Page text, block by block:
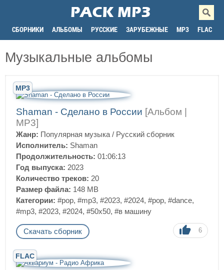
СБОРНИКИ АЛЬБОМЫ РУССКИЕ ЗАРУБЕЖНЫЕ MP3 FLAC
Музыкальные альбомы
MP3
Shaman - Сделано в России [Альбом |
MP3]
Жанр: Популярная музыка / Русский сборник
Исполнитель: Shaman
Продолжительность: 01:06:13
Год выпуска: 2023
Количество треков: 20
Размер файла: 148 MB
Категории: #pop, #mp3, #2023, #2024, #pop, #dance,
#mp3, #2023, #2024, #50x50, #в машину
Скачать сборник 6
FLAC